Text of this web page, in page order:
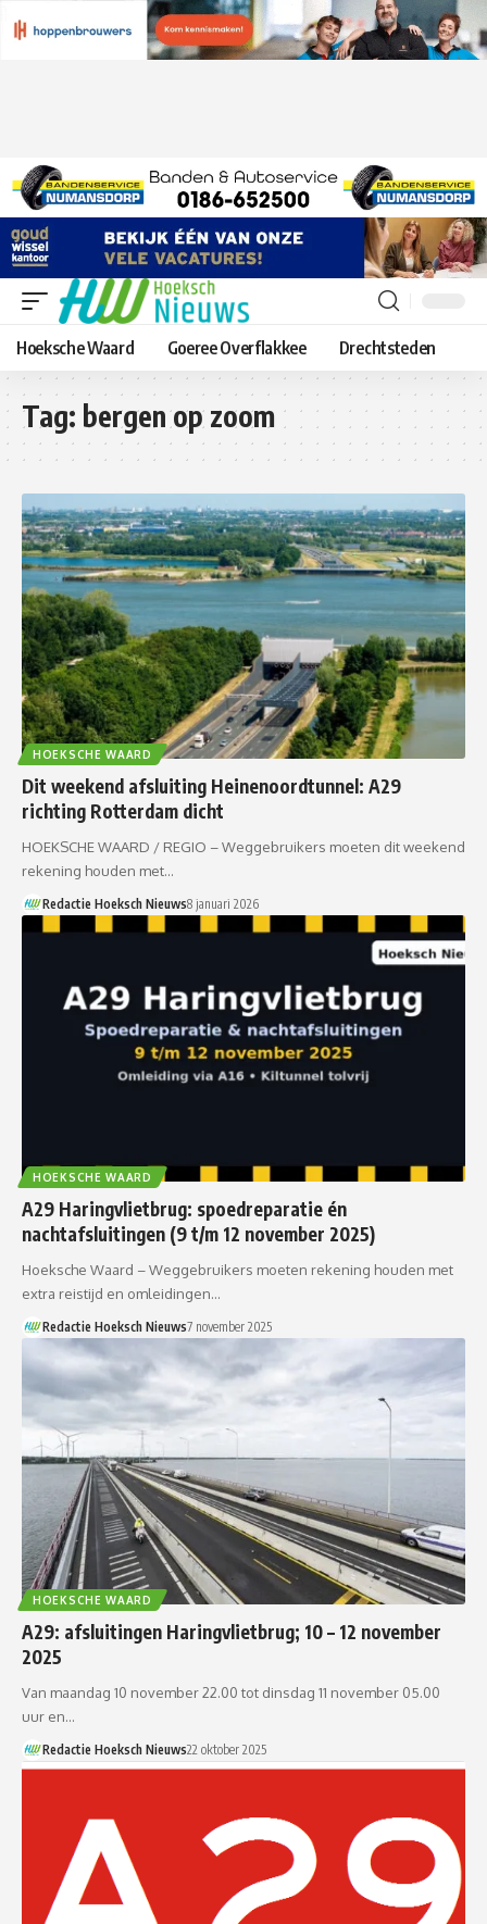
Hoeksche Waard Goeree Overflakkee Drechtsteden
Tag: bergen op zoom
HOEKSCHE WAARD
Dit weekend afsluiting Heinenoordtunnel: A29
richting Rotterdam dicht
HOEKSCHE WAARD / REGIO – Weggebruikers moeten dit weekend
rekening houden met…
Redactie Hoeksch Nieuws8 januari 2026
HOEKSCHE WAARD
A29 Haringvlietbrug: spoedreparatie én
nachtafsluitingen (9 t/m 12 november 2025)
Hoeksche Waard – Weggebruikers moeten rekening houden met
extra reistijd en omleidingen…
Redactie Hoeksch Nieuws7 november 2025
HOEKSCHE WAARD
A29: afsluitingen Haringvlietbrug; 10 – 12 november
2025
Van maandag 10 november 22.00 tot dinsdag 11 november 05.00
uur en…
Redactie Hoeksch Nieuws22 oktober 2025